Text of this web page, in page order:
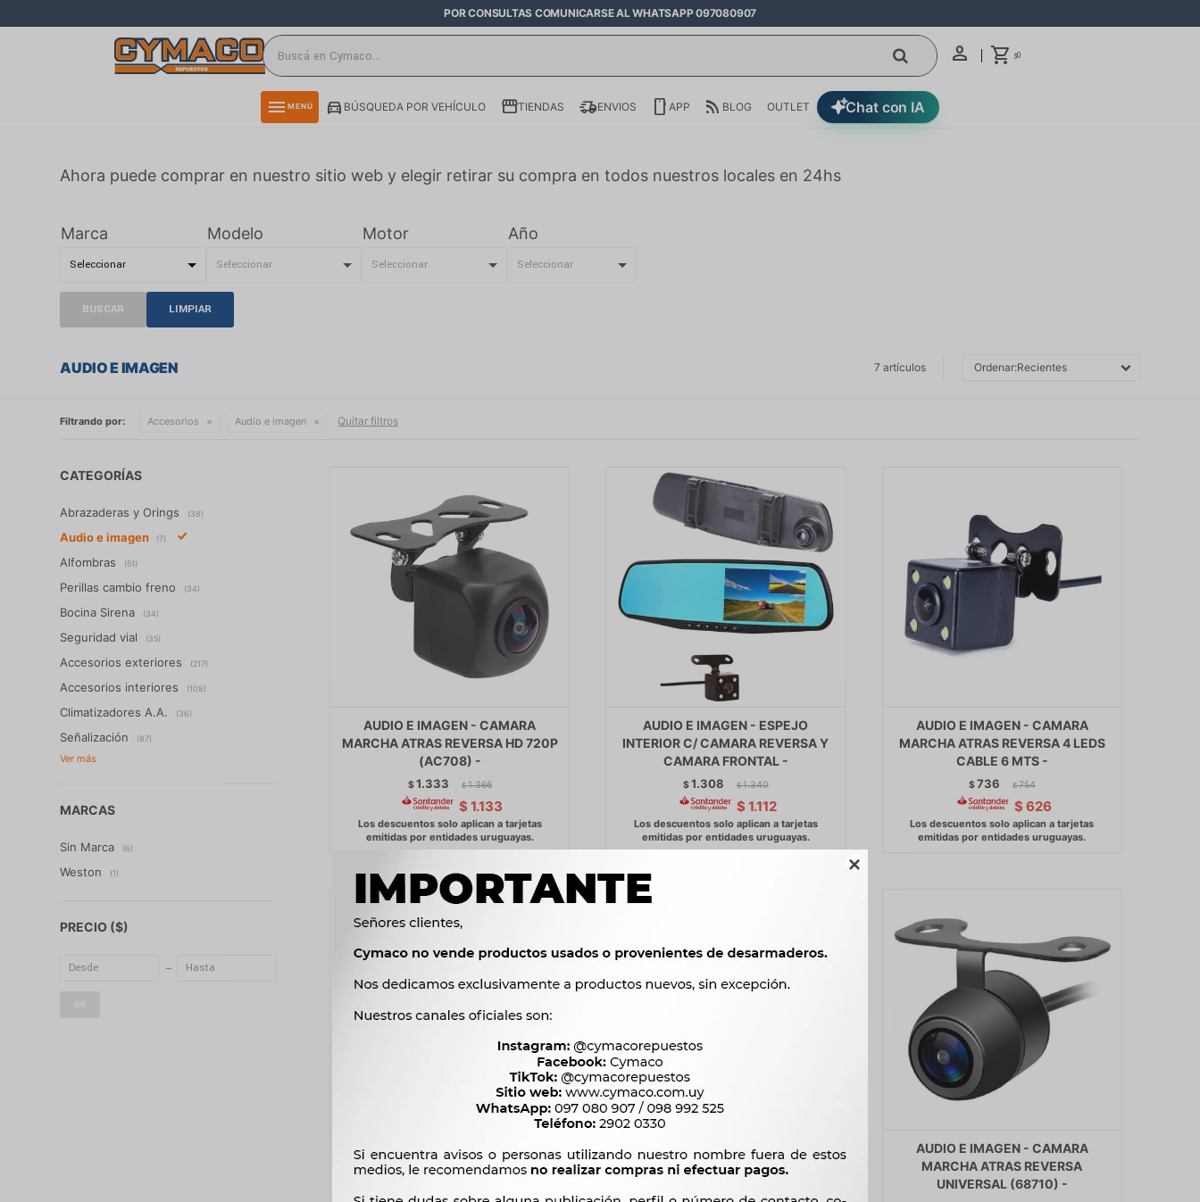

POR CONSULTAS COMUNICARSE AL WHATSAPP 097080907
$0
menu MENÚ Chat con IA
BÚSQUEDA POR VEHÍCULO TIENDAS ENVIOS APP BLOG OUTLET
Ahora puede comprar en nuestro sitio web y elegir retirar su compra en todos nuestros locales en 24hs
Marca Modelo Motor Año
BUSCAR LIMPIAR
AUDIO E IMAGEN 7 artículos Recientes
Filtrando por: Accesorios Audio e imagen Quitar filtros
AUDIO E IMAGEN - CAMARA
MARCHA ATRAS REVERSA HD 720P
(AC708) -
$1.333 $ 1.366
$ 1.133
AUDIO E IMAGEN - ESPEJO
INTERIOR C/ CAMARA REVERSA Y
CAMARA FRONTAL -
$1.308 $ 1.340
$ 1.112
AUDIO E IMAGEN - CAMARA
MARCHA ATRAS REVERSA 4 LEDS
CABLE 6 MTS -
$736 $ 754
$ 626
AUDIO E IMAGEN - PANTALLA
MULTIMEDIA 7 PULGADAS
AUDIO E IMAGEN - PANTALLA
MULTIMEDIA C/CAMARAS PARA
AUDIO E IMAGEN - CAMARA
MARCHA ATRAS REVERSA
UNIVERSAL (68710) -
CATEGORÍAS
Abrazaderas y Orings (38)
Audio e imagen (7)
Alfombras (51)
Perillas cambio freno (34)
Bocina Sirena (34)
Seguridad vial (35)
Accesorios exteriores (217)
Accesorios interiores (108)
Climatizadores A.A. (36)
Señalización (87)
MARCAS
Sin Marca (6)
Weston (1)
PRECIO ($)
close
directions_car
smartphone